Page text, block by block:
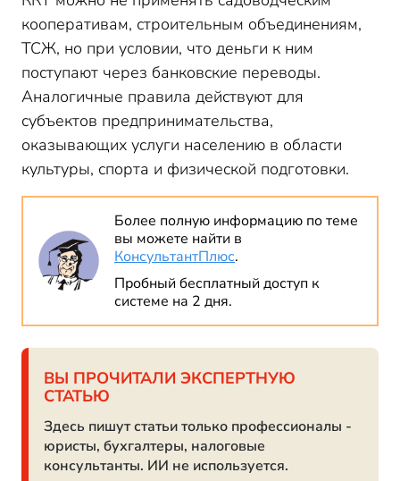
кооперативам, строительным объединениям,
ТСЖ, но при условии, что деньги к ним
поступают через банковские переводы.
Аналогичные правила действуют для
субъектов предпринимательства,
оказывающих услуги населению в области
культуры, спорта и физической подготовки.
Более полную информацию по теме
вы можете найти в
КонсультантПлюс.
Пробный бесплатный доступ к
системе на 2 дня.
ВЫ ПРОЧИТАЛИ ЭКСПЕРТНУЮ
СТАТЬЮ
Здесь пишут статьи только профессионалы -
юристы, бухгалтеры, налоговые
консультанты. ИИ не используется.